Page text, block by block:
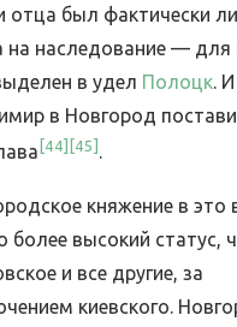
отца был фактически
на наследование — для
в удел Полоцк . И
в Новгород
[44] [45] .
княжение в это
более высокий статус,
и все другие, за
киевского.